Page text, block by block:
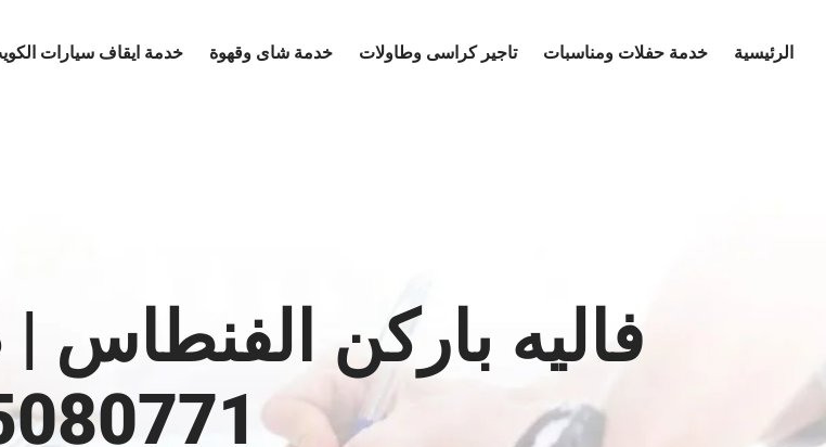
الرئيسية خدمة حفلات ومناسبات تاجير كراسى وطاولات خدمة شاى وقهوة خدمة ايقاف سيارات
فاليه باركن الفنطاس